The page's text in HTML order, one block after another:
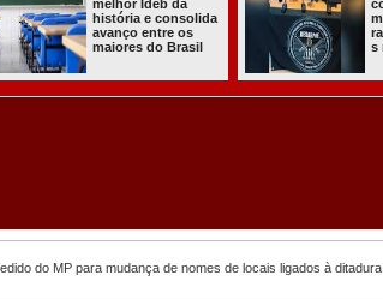
a primeira Cozinha
Comunitária
Solidária a
Comunidade do
do MP para mudança de nomes de locais ligados à ditadura